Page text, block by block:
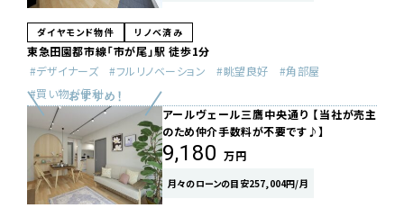
ダイヤモンド物件 リノベ済み
東急田園都市線「市が尾」駅 徒歩1分
デザイナーズ
フルリノベーション 眺望良好
角部屋
買い物が便利
アールヴェール三鷹中央通り 【当社が売主
のため仲介手数料が不要です♪】
9,180 万円
月々のローンの目安257,004円/月